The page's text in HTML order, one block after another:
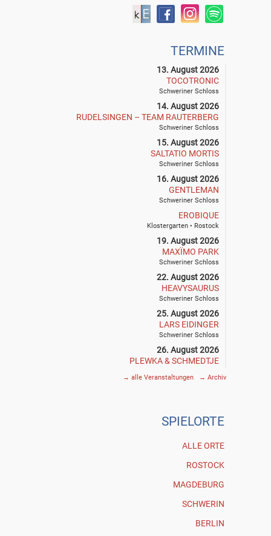
TERMINE
13. August 2026
TOCOTRONIC
Schweriner Schloss
14. August 2026
RUDELSINGEN – TEAM RAUTERBERG
Schweriner Schloss
15. August 2026
SALTATIO MORTIS
Schweriner Schloss
16. August 2026
GENTLEMAN
Schweriner Schloss
EROBIQUE
Klostergarten • Rostock
19. August 2026
MAXÏMO PARK
Schweriner Schloss
22. August 2026
HEAVYSAURUS
Schweriner Schloss
25. August 2026
LARS EIDINGER
Schweriner Schloss
26. August 2026
PLEWKA & SCHMEDTJE
29. August 2026
Schweriner Schloss
GOGOL BORDELLO
Schweriner Schloss
PHILIPP POISEL & BAND
→ alle Veranstaltungen → Archiv
SPIELORTE
ALLE ORTE
ROSTOCK
MAGDEBURG
SCHWERIN
BERLIN